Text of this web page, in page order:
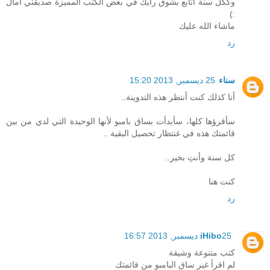
:)
ماشاء الله عليك
رد
سناء 25 ديسمبر, 2013 15:20
أنا كذلك كنت أنتظر هذه التدوينة..
سأقرؤها كلها، سأبدأت بساق بامبو لأنها الوحيدة التي لدي من بين
قائمتك هذه في غنتظار تحصيل البقية ..
كل سنة وأنتِ بخير..
كنت هنا
رد
iHibo25 ديسمبر, 2013 16:57
كتب متنوعة وشيقة
لم اقرأ غير ساق البامبو من قائمتك